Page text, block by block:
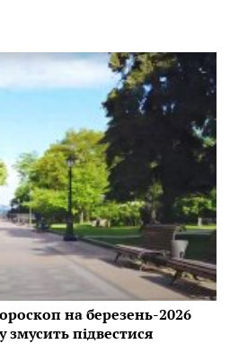
на березень-2026
змусить підвестися